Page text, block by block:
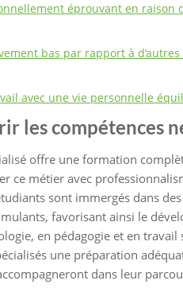
éprouvant en raison
bas par rapport à
avec une vie personnelle
les compétences
offre une formation
ce métier avec
sont immergés dans
favorisant ainsi le
en pédagogie et en travail
une préparation
dans leur